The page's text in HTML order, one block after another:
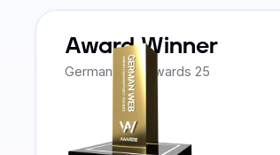
Award Winner
German Web Awards 25